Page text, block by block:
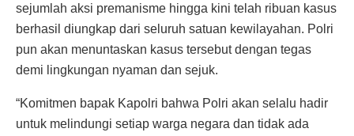
sejumlah aksi premanisme hingga kini telah ribuan kasus
berhasil diungkap dari seluruh satuan kewilayahan. Polri
pun akan menuntaskan kasus tersebut dengan tegas
demi lingkungan nyaman dan sejuk.
“Komitmen bapak Kapolri bahwa Polri akan selalu hadir
untuk melindungi setiap warga negara dan tidak ada